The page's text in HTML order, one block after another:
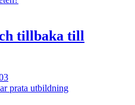
tillbaka till